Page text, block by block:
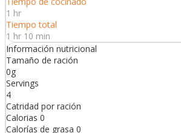
1 hr
Tiempo total
1 hr 10 min
Información nutricional
Tamaño de ración
0g
Servings
4
Catridad por ración
Calorias 0
Calorías de grasa 0